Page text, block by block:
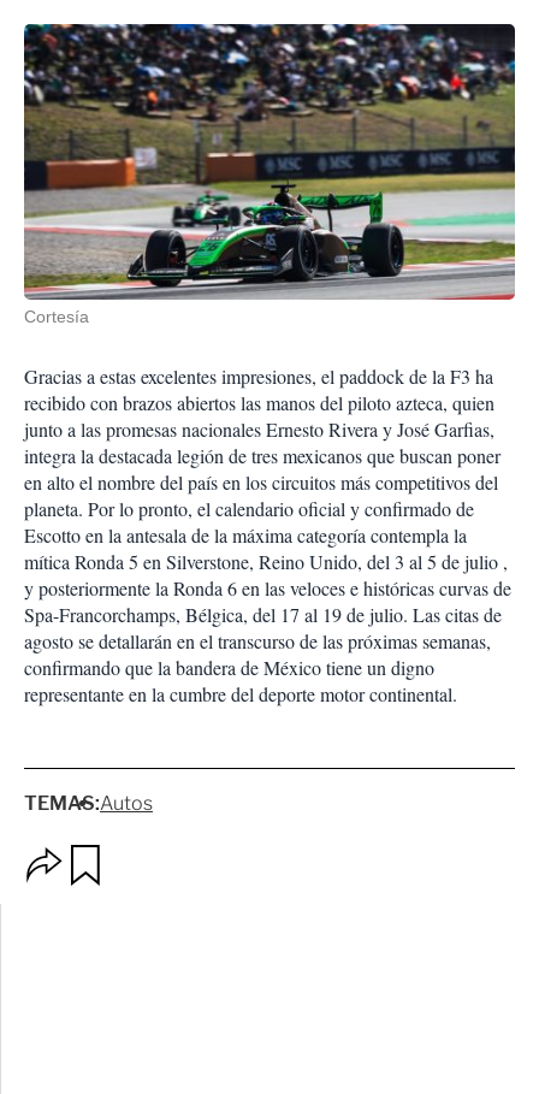
Cortesía
Gracias a estas excelentes impresiones, el paddock de la F3 ha
recibido con brazos abiertos las manos del piloto azteca, quien
junto a las promesas nacionales Ernesto Rivera y José Garfias,
integra la destacada legión de tres mexicanos que buscan poner
en alto el nombre del país en los circuitos más competitivos del
planeta. Por lo pronto, el calendario oficial y confirmado de
Escotto en la antesala de la máxima categoría contempla la
mítica Ronda 5 en Silverstone, Reino Unido, del 3 al 5 de julio ,
y posteriormente la Ronda 6 en las veloces e históricas curvas de
Spa-Francorchamps, Bélgica, del 17 al 19 de julio. Las citas de
agosto se detallarán en el transcurso de las próximas semanas,
confirmando que la bandera de México tiene un digno
representante en la cumbre del deporte motor continental.
TEMAS:Autos